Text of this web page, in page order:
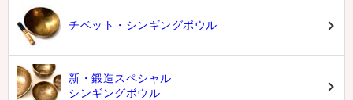
チベット・シンギングボウル
新・鍛造スペシャル
シンギングボウル